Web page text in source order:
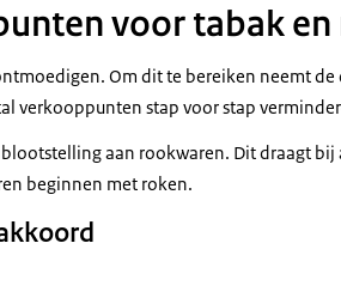
voor tabak
Om dit te bereiken neemt
verkooppunten stap voor stap
aan rookwaren. Dit draagt bij
beginnen met roken.